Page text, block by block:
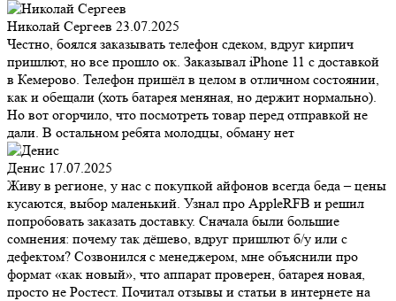
Николай Сергеев 23.07.2025
Честно, боялся заказывать телефон сдеком, вдруг кирпич
пришлют, но все прошло ок. Заказывал iPhone 11 с доставкой
в Кемерово. Телефон пришёл в целом в отличном состоянии,
как и обещали (хоть батарея меняная, но держит нормально).
Но вот огорчило, что посмотреть товар перед отправкой не
дали. В остальном ребята молодцы, обману нет
Денис 17.07.2025
Живу в регионе, у нас с покупкой айфонов всегда беда – цены
кусаются, выбор маленький. Узнал про AppleRFB и решил
попробовать заказать доставку. Сначала были большие
сомнения: почему так дёшево, вдруг пришлют б/у или с
дефектом? Созвонился с менеджером, мне объяснили про
формат «как новый», что аппарат проверен, батарея новая,
просто не Ростест. Почитал отзывы и статьи в интернете на